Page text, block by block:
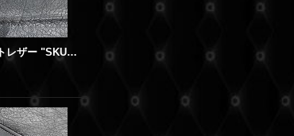
Stout Leather スタウトレザー "SKULL" レザーウォレット